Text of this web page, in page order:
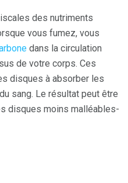
des nutriments
vous fumez, vous
dans la circulation
de votre corps. Ces
disques à absorber les
sang. Le résultat peut être
disques moins malléables-